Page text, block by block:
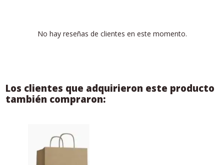
No hay reseñas de clientes en este momento.
Los clientes que adquirieron este producto
también compraron: